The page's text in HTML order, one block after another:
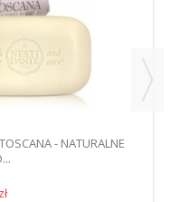
- NATURALNE